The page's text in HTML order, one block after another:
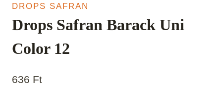
DROPS SAFRAN
Drops Safran Barack Uni
Color 12
636 Ft